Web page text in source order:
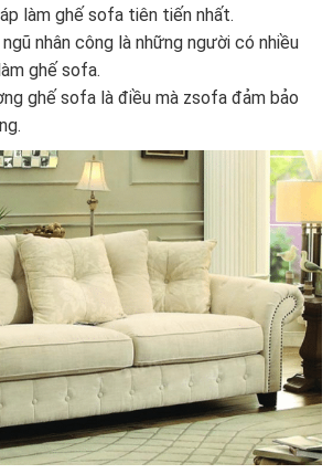
làm ghế sofa tiên tiến nhất.
nhân công là những người có nhiều
ghế sofa.
ghế sofa là điều mà zsofa đảm bảo